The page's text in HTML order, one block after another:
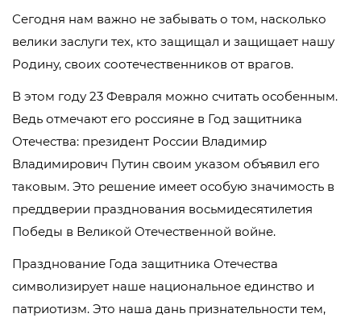
Сегодня нам важно не забывать о том, насколько
велики заслуги тех, кто защищал и защищает нашу
Родину, своих соотечественников от врагов.
В этом году 23 Февраля можно считать особенным.
Ведь отмечают его россияне в Год защитника
Отечества: президент России Владимир
Владимирович Путин своим указом объявил его
таковым. Это решение имеет особую значимость в
преддверии празднования восьмидесятилетия
Победы в Великой Отечественной войне.
Празднование Года защитника Отечества
символизирует наше национальное единство и
патриотизм. Это наша дань признательности тем,